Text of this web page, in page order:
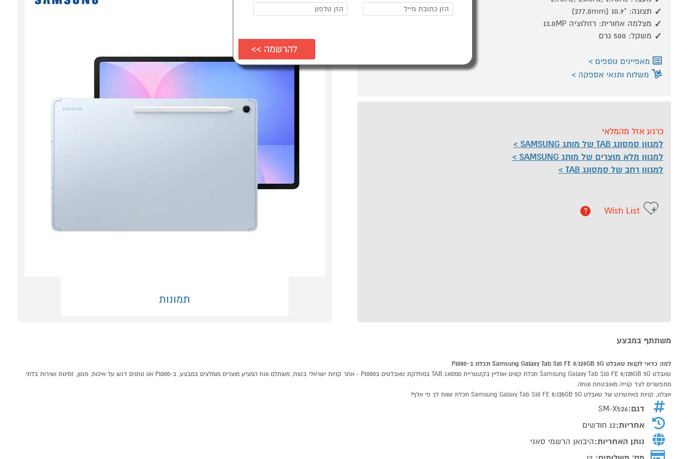
תמונות
תצוגה: ‎ (277.0mm) 10.9"‎
מצלמה אחורית: רזולוציה 13.0MP
משקל: 500 גרם
מאפיינים נוספים
משלוח ותנאי אספקה
כרגע אזל מהמלאי
למגוון סמסונג TAB של מותג SAMSUNG
למגוון מלא מוצרים של מותג SAMSUNG
למגוון רחב של סמסונג TAB
Wish List
?
משתתף במבצע
למה כדאי לקנות טאבלט Samsung Galaxy Tab S10 FE 8/128GB 5G תכלת ב-P1000
טאבלט Samsung Galaxy Tab S10 FE 8/128GB 5G תכלת קונים אונליין בקטגוריית סמסונג TAB במחלקת טאבלטים בP1000 - אתר קניות ישראלי בטוח, משתלם ונוח המציע מוצרים מומלצים במבצע. ב-P1000 אנו נותנים דגש על איכות, מגוון, זמינות ושירות בלתי
מתפשרים לצד קנייה מאובטחת ונוחה.
אצלנו, קניות באינטרנט של טאבלט Samsung Galaxy Tab S10 FE 8/128GB 5G תכלת שוות לך פי אלף!
דגם:SM-X526
אחריות:12 חודשים
נותן האחריות:היבואן הרשמי סאני